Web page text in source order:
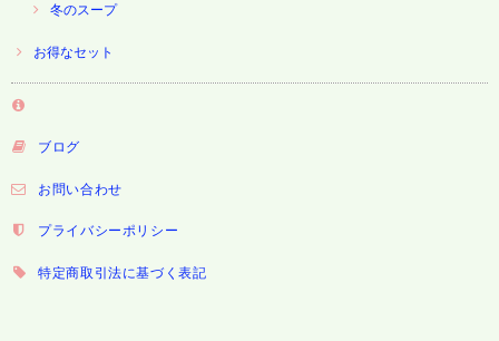
冬のスープ
お得なセット
ブログ
お問い合わせ
プライバシーポリシー
特定商取引法に基づく表記